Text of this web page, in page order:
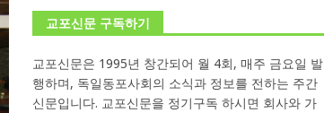
교포신문 구독하기
교포신문은 1995년 창간되어 월 4회, 매주 금요일 발
행하며, 독일동포사회의 소식과 정보를 전하는 주간
신문입니다. 교포신문을 정기구독 하시면 회사와 가